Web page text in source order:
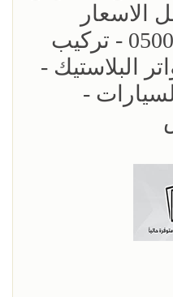
الاسعار
المناسبه - 0500559613 - تركيب
البلاستيك -
-